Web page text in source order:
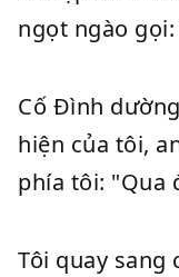
ngọt ngào gọi:
Cố Đình
hiện của tôi,
phía tôi: "Qua
Tôi quay sang